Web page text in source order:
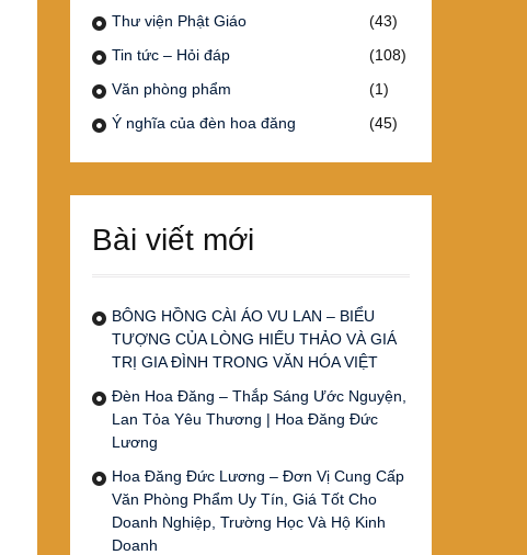
Thư viện Phật Giáo
(43)
Tin tức – Hỏi đáp
(108)
Văn phòng phẩm
(1)
Ý nghĩa của đèn hoa đăng
(45)
Bài viết mới
BÔNG HỒNG CÀI ÁO VU LAN – BIỂU
TƯỢNG CỦA LÒNG HIẾU THẢO VÀ GIÁ
TRỊ GIA ĐÌNH TRONG VĂN HÓA VIỆT
Đèn Hoa Đăng – Thắp Sáng Ước Nguyện,
Lan Tỏa Yêu Thương | Hoa Đăng Đức
Lương
Hoa Đăng Đức Lương – Đơn Vị Cung Cấp
Văn Phòng Phẩm Uy Tín, Giá Tốt Cho
Doanh Nghiệp, Trường Học Và Hộ Kinh
Doanh